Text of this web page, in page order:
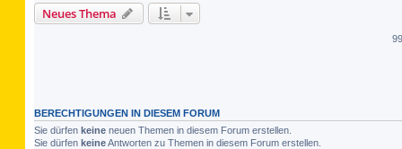
Neues Thema
BERECHTIGUNGEN IN DIESEM FORUM
Sie dürfen keine neuen Themen in diesem Forum erstellen.
Sie dürfen keineAntworten zu Themen in diesem Forum erstellen.